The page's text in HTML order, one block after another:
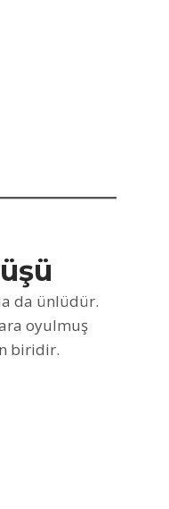
da ünlüdür.
oyulmuş
biridir.